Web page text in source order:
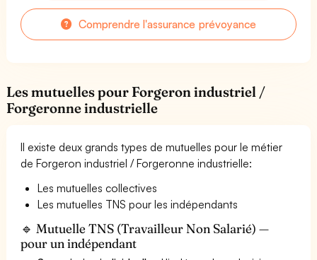
Comprendre l'assurance prévoyance
Les mutuelles pour Forgeron industriel /
Forgeronne industrielle
Il existe deux grands types de mutuelles pour le métier
de Forgeron industriel / Forgeronne industrielle:
Les mutuelles collectives
Les mutuelles TNS pour les indépendants
🔹 Mutuelle TNS (Travailleur Non Salarié) —
pour un indépendant